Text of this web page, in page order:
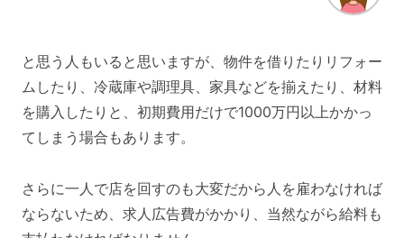
と思う人もいると思いますが、物件を借りたりリフォー
ムしたり、冷蔵庫や調理具、家具などを揃えたり、材料
を購入したりと、初期費用だけで1000万円以上かかっ
てしまう場合もあります。
さらに一人で店を回すのも大変だから人を雇わなければ
ならないため、求人広告費がかかり、当然ながら給料も